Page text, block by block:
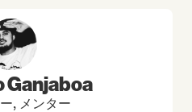
Ganjaboa
, メンター